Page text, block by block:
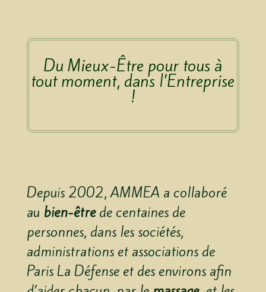
Du Mieux-Être pour tous à
tout moment, dans l’Entreprise
!
Depuis 2002, AMMEA a collaboré
au bien-êtrede centaines de
personnes, dans les sociétés,
administrations et associations de
Paris La Défense et des environs afin